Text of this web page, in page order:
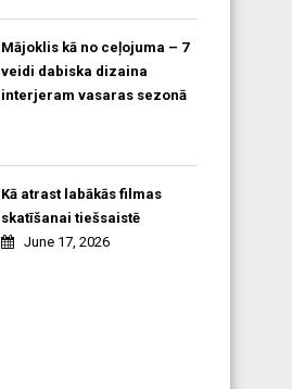
Mājoklis kā no ceļojuma – 7
veidi dabiska dizaina
interjeram vasaras sezonā
Kā atrast labākās filmas
skatīšanai tiešsaistē
June 17, 2026